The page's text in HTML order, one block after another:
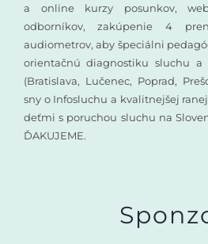
a online kurzy posunkov,
odborníkov, zakúpenie 4
audiometrov, aby špeciálni
orientačnú diagnostiku sluchu a
(Bratislava, Lučenec, Poprad,
sny o Infosluchu a kvalitnejšej
deťmi s poruchou sluchu na
ĎAKUJEME.